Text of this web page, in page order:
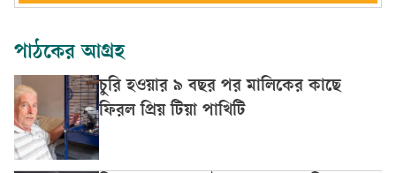
পাঠকের আগ্রহ
চুরি হওয়ার ৯ বছর পর মালিকের কাছে
ফিরল প্রিয় টিয়া পাখিটি